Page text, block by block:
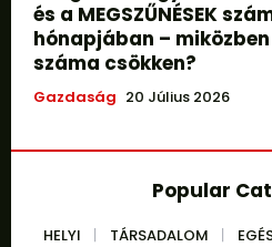
és a MEGSZŰNÉSEK
hónapjában –
száma csökken?
Gazdaság 20 Július 2026
Popular
HELYI TÁRSADALOM